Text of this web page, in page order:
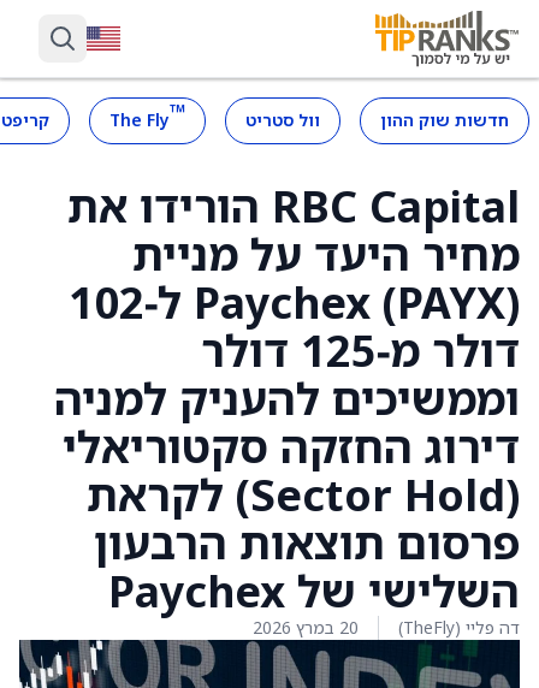
חדשות שוק ההון וול סטריט ™
The Fly
RBC Capital הורידו את
מחיר היעד על מניית
Paychex (PAYX) ל‑102
דולר מ‑125 דולר
וממשיכים להעניק למניה
דירוג החזקה סקטוריאלי
(Sector Hold) לקראת
פרסום תוצאות הרבעון
השלישי של Paychex
דה פליי (TheFly) 20 במרץ 2026